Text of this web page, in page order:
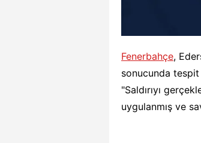
Fenerbahçe,
sonucunda tespit
"Saldırıyı
uygulanmış ve